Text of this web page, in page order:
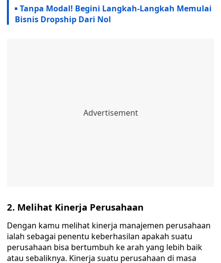
Tanpa Modal! Begini Langkah-Langkah Memulai
Bisnis Dropship Dari Nol
2. Melihat Kinerja Perusahaan
Dengan kamu melihat kinerja manajemen perusahaan
ialah sebagai penentu keberhasilan apakah suatu
perusahaan bisa bertumbuh ke arah yang lebih baik
atau sebaliknya. Kinerja suatu perusahaan di masa